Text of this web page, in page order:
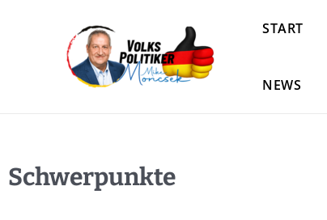
START
NEWS
Schwerpunkte